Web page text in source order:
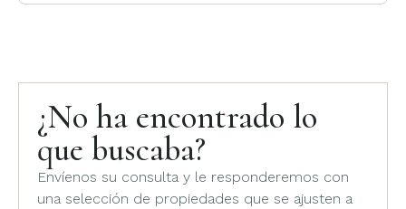
¿No ha encontrado lo
que buscaba?
Envíenos su consulta y le responderemos con
una selección de propiedades que se ajusten a